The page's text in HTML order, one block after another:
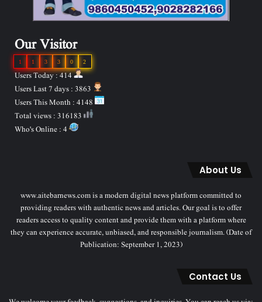
Our Visitor
2
0
3
3
1
1
Users Today : 414
About Us
www.aitebarnews.com is a modern digital news platform committed to
providing readers with authentic news and articles. Our goal is to offer
readers access to quality content and provide them with a platform where
they can experience accurate, unbiased, and responsible journalism. (Date of
Publication: September 1, 2023)
Contact Us